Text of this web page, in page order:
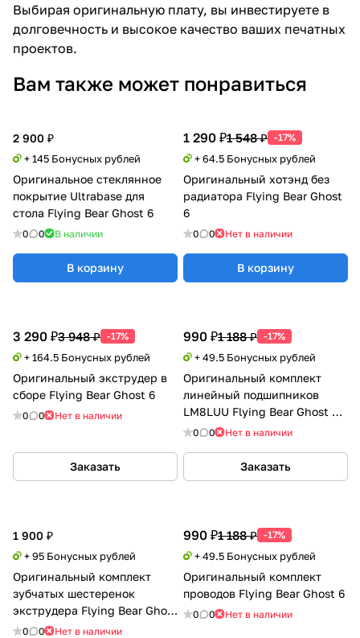
Выбирая оригинальную плату, вы инвестируете в
долговечность и высокое качество ваших печатных
проектов.
Вам также может понравиться
2 900 ₽
+ 145 Бонусных рублей
Оригинальное стеклянное
покрытие Ultrabase для
стола Flying Bear Ghost 6
0 0 В наличии
В корзину
1 290 ₽1 548 ₽ -17%
+ 64.5 Бонусных рублей
Оригинальный хотэнд без
радиатора Flying Bear Ghost
6
0 0 Нет в наличии
В корзину
990 ₽1 188 ₽ -17%
+ 49.5 Бонусных рублей
Оригинальный комплект
линейный подшипников
LM8LUU Flying Bear Ghost 6/
5/ 4s/ 4
0 0 Нет в наличии
Заказать
1 900 ₽
+ 95 Бонусных рублей
Оригинальный комплект
зубчатых шестеренок
экструдера Flying Bear Ghost
6/ Reborn 2/ Aone 2
0 0 Нет в наличии
990 ₽1 188 ₽ -17%
+ 49.5 Бонусных рублей
Оригинальный комплект
проводов Flying Bear Ghost 6
0 0 Нет в наличии
3 290 ₽3 948 ₽ -17%
+ 164.5 Бонусных рублей
Оригинальный экструдер в
сборе Flying Bear Ghost 6
0 0 Нет в наличии
Заказать